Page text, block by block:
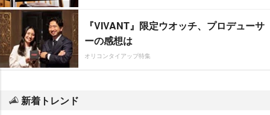
『VIVANT』限定ウオッチ、プロデューサ
ーの感想は
オリコンタイアップ特集
新着トレンド